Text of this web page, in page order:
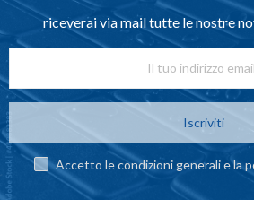
riceverai via mail tutte le nostre
Iscriviti
Accetto le condizioni generali e la